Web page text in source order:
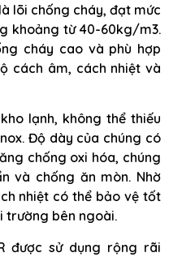
lõi chống cháy, đạt mức
khoảng từ 40-60kg/m3.
cháy cao và phù hợp
cách âm, cách nhiệt và
lạnh, không thể thiếu
Độ dày của chúng có
chống oxi hóa, chúng
và chống ăn mòn. Nhờ
nhiệt có thể bảo vệ tốt
trường bên ngoài.
được sử dụng rộng rãi